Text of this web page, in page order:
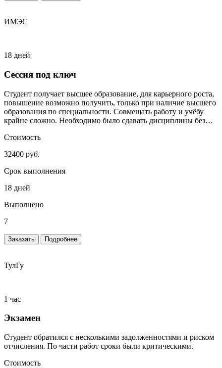
ИМЭС
18 дней
Сессия под ключ
Студент получает высшее образование, для карьерного роста,
повышение возможно получить, только при наличие высшего
образования по специальности. Совмещать работу и учёбу
крайне сложно. Необходимо было сдавать дисциплины без
Стоимость
32400 руб.
Срок выполнения
18 дней
Выполнено
7
Заказать Подробнее
ТулГу
1 час
Экзамен
Студент обратился с несколькими задолженностями и риском
отчисления. По части работ сроки были критическими.
Стоимость